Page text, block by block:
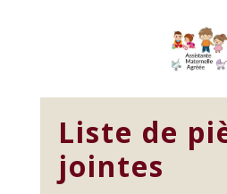
Liste de
jointes